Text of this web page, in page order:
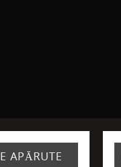
APĂRUTE